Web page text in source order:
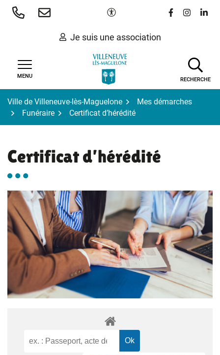
Aller
Paramètres d'accessibilité
Lien vers le
Lien vers
Lien
Je suis une association
MENU
RECHERCHE
Ville de Villeneuve-lès-Maguelone
Mes démarches
Funéraire
Certificat d’hérédité
Certificat d’hérédité